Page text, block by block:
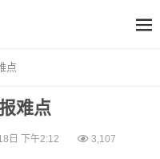
点
难点
日 下午2:12 3,107